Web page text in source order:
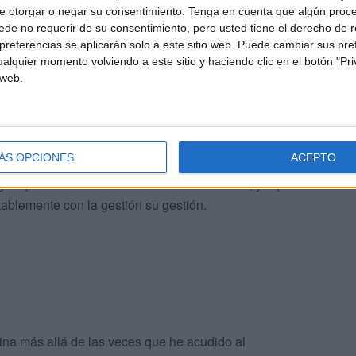
otorgar o negar su consentimiento. Tenga en cuenta que algún
no requerir de su consentimiento, pero usted tiene el derecho de
se aplicarán solo a este sitio web. Puede cambiar sus
momento volviendo a este sitio y haciendo clic en el botón
OPCIONES ACEPTO
concreto, a los animalistas, que somos muchos.
en el Zoosanitario (otra cosa, claro está, es lo que
cercana y que está mostrando un gran interés por
las cosas bien y dejarnos a la veterinaria Cristina
parte del colectivo animalista satisfecha, ya que el
con la gestión su gestión.
más allá de las veces que he acudido al